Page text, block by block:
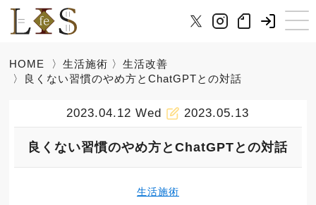
HOME 〉生活施術 〉生活改善
〉良くない習慣のやめ方とChatGPTとの対話
2023.04.12 Wed 2023.05.13
良くない習慣のやめ方とChatGPTとの対話
生活施術